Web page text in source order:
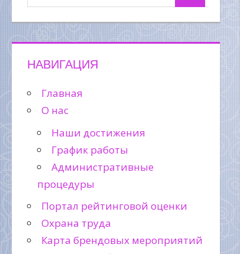
НАВИГАЦИЯ
Главная
О нас
Наши достижения
График работы
Административные
процедуры
Портал рейтинговой оценки
Охрана труда
Карта брендовых мероприятий